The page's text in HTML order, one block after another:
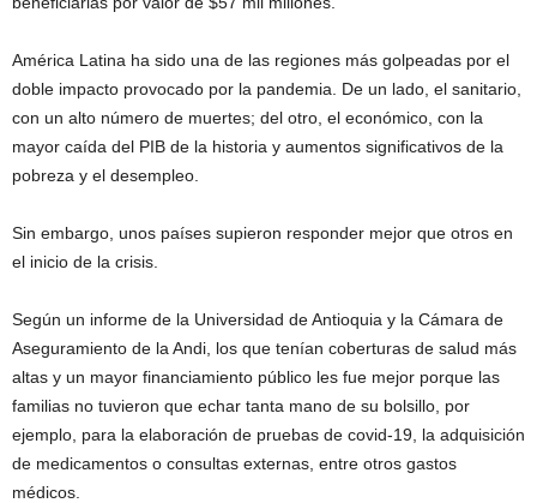
América Latina ha sido una de las regiones más golpeadas por el
doble impacto provocado por la pandemia. De un lado, el sanitario,
con un alto número de muertes; del otro, el económico, con la
mayor caída del PIB de la historia y aumentos significativos de la
pobreza y el desempleo.
Sin embargo, unos países supieron responder mejor que otros en
el inicio de la crisis.
Según un informe de la Universidad de Antioquia y la Cámara de
Aseguramiento de la Andi, los que tenían coberturas de salud más
altas y un mayor financiamiento público les fue mejor porque las
familias no tuvieron que echar tanta mano de su bolsillo, por
ejemplo, para la elaboración de pruebas de covid-19, la adquisición
de medicamentos o consultas externas, entre otros gastos
médicos.